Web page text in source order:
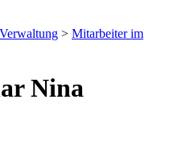
Verwaltung > Mitarbeiter im
Nina